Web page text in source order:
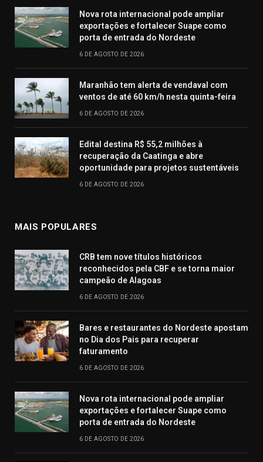
Nova rota internacional pode ampliar
exportações e fortalecer Suape como
porta de entrada do Nordeste
6 DE AGOSTO DE 2026
Maranhão tem alerta de vendaval com
ventos de até 60 km/h nesta quinta-feira
6 DE AGOSTO DE 2026
Edital destina R$ 55,2 milhões à
recuperação da Caatinga e abre
oportunidade para projetos sustentáveis
6 DE AGOSTO DE 2026
MAIS POPULARES
CRB tem nove títulos históricos
reconhecidos pela CBF e se torna maior
campeão de Alagoas
6 DE AGOSTO DE 2026
Bares e restaurantes do Nordeste apostam
no Dia dos Pais para recuperar
faturamento
6 DE AGOSTO DE 2026
Nova rota internacional pode ampliar
exportações e fortalecer Suape como
porta de entrada do Nordeste
6 DE AGOSTO DE 2026